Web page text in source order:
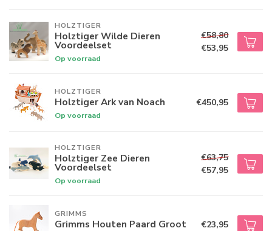
HOLZTIGER
Holztiger Wilde Dieren
Voordeelset
Op voorraad
€58,80
€53,95
HOLZTIGER
Holztiger Ark van Noach
Op voorraad
€450,95
HOLZTIGER
Holztiger Zee Dieren
Voordeelset
Op voorraad
€63,75
€57,95
GRIMMS
Grimms Houten Paard Groot €23,95